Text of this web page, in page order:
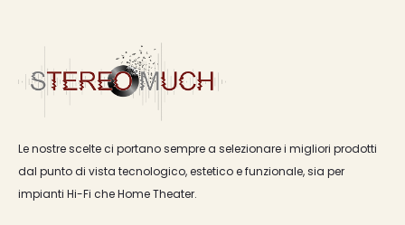
Le nostre scelte ci portano sempre a selezionare i migliori prodotti
dal punto di vista tecnologico, estetico e funzionale, sia per
impianti Hi-Fi che Home Theater.